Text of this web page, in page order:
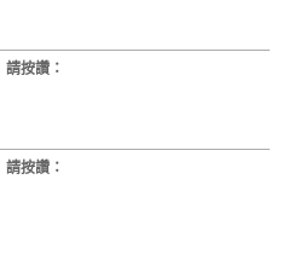
請按讚：
請按讚：